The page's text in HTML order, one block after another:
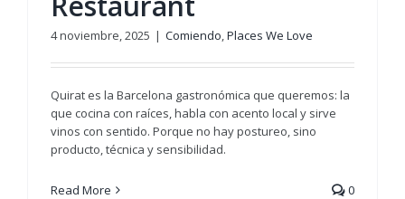
4 noviembre, 2025 | Comiendo,Places We Love
Quirat es la Barcelona gastronómica que queremos: la
que cocina con raíces, habla con acento local y sirve
vinos con sentido. Porque no hay postureo, sino
producto, técnica y sensibilidad.
Read More 0